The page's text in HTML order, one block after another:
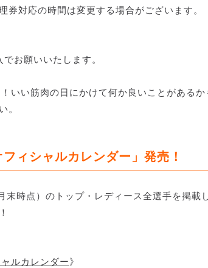
券対応の時間は変更する場合がございます。
お願いいたします。
いい筋肉の日にかけて何か良いことがあるか
。
フィシャルカレンダー」発売！
末時点）のトップ・レディース全選手を掲載
ルカレンダー》